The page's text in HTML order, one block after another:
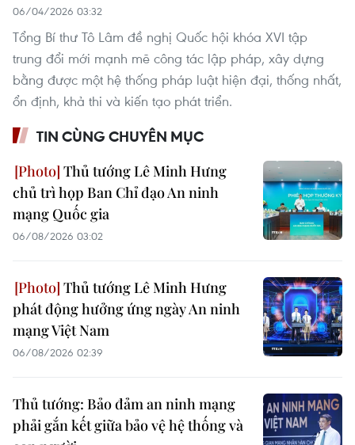
06/04/2026 03:32
Tổng Bí thư Tô Lâm đề nghị Quốc hội khóa XVI tập
trung đổi mới mạnh mẽ công tác lập pháp, xây dựng
bằng được một hệ thống pháp luật hiện đại, thống nhất,
ổn định, khả thi và kiến tạo phát triển.
TIN CÙNG CHUYÊN MỤC
Thủ tướng Lê Minh Hưng
chủ trì họp Ban Chỉ đạo An ninh
mạng Quốc gia
06/08/2026 03:02
Thủ tướng Lê Minh Hưng
phát động hưởng ứng ngày An ninh
mạng Việt Nam
06/08/2026 02:39
Thủ tướng: Bảo đảm an ninh mạng
phải gắn kết giữa bảo vệ hệ thống và